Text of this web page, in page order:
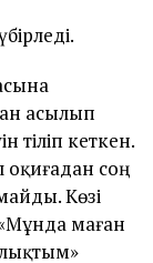
асылып
тіліп кеткен.
оқиғадан соң
Көзі
маған